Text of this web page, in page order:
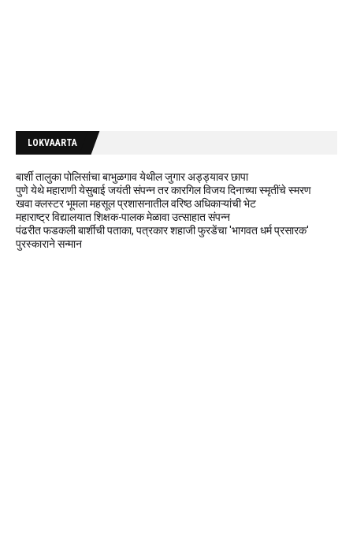
LOKVAARTA
बार्शी तालुका पोलिसांचा बाभुळगाव येथील जुगार अड्ड्यावर छापा
पुणे येथे महाराणी येसुबाई जयंती संपन्न तर कारगिल विजय दिनाच्या स्मृतींचे स्मरण
खवा क्लस्टर भूमला महसूल प्रशासनातील वरिष्ठ अधिकाऱ्यांची भेट
महाराष्ट्र विद्यालयात शिक्षक-पालक मेळावा उत्साहात संपन्न
पंढरीत फडकली बार्शीची पताका, पत्रकार शहाजी फुरडेंचा 'भागवत धर्म प्रसारक'
पुरस्काराने सन्मान